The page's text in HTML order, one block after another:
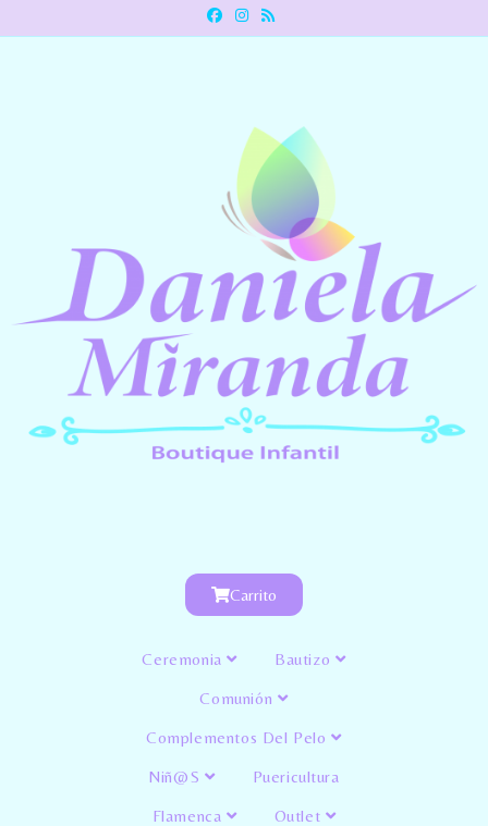
Carrito
Ceremonia Bautizo
Comunión
Complementos Del Pelo
Niñ@s Puericultura
Flamenca Outlet